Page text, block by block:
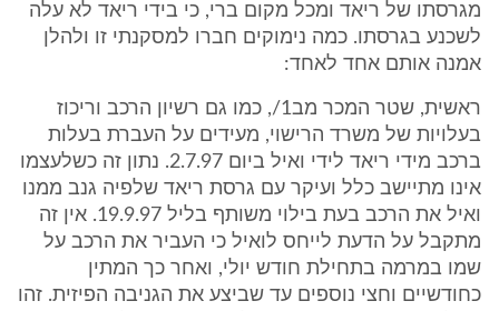
מגרסתו של ריאד ומכל מקום ברי, כי בידי ריאד לא עלה
לשכנע בגרסתו. כמה נימוקים חברו למסקנתי זו ולהלן
אמנה אותם אחד לאחד:
ראשית, שטר המכר מב1/, כמו גם רשיון הרכב וריכוז
בעלויות של משרד הרישוי, מעידים על העברת בעלות
ברכב מידי ריאד לידי ואיל ביום 2.7.97. נתון זה כשלעצמו
אינו מתיישב כלל ועיקר עם גרסת ריאד שלפיה גנב ממנו
ואיל את הרכב בעת בילוי משותף בליל 19.9.97. אין זה
מתקבל על הדעת לייחס לואיל כי העביר את הרכב על
שמו במרמה בתחילת חודש יולי, ואחר כך המתין
כחודשיים וחצי נוספים עד שביצע את הגניבה הפיזית. זהו